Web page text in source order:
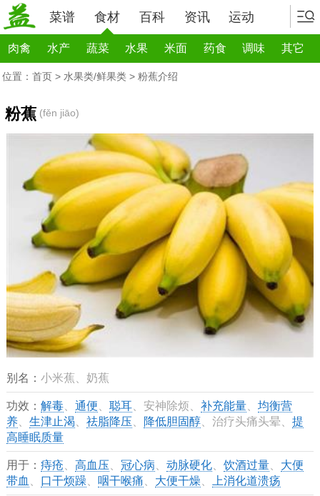
菜谱 食材 百科 资讯 运动
肉禽 水产 蔬菜 水果 米面 药食 调味 其它
位置： 首页 > 水果类/鲜果类 > 粉蕉介绍
粉蕉 (fěn jiāo)
别名： 小米蕉、奶蕉
功效： 解毒、 通便 聪耳、安神除烦、 补充能量、 均衡营
养、 生津止渴 祛脂降压 降低胆固醇、治疗头痛头晕、 提
高睡眠质量
用于： 痔疮 高血压 冠心病 动脉硬化、 饮酒过量、 大便
带血
口干烦躁、 咽干喉痛 大便干燥 上消化道溃疡